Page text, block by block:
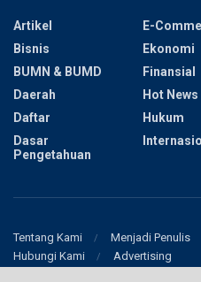
Artikel
Bisnis
BUMN & BUMD
Daerah
Daftar
Dasar
Pengetahuan
E-
Ekonomi
Finansial
Hot News
Hukum
Tentang Kami Menjadi Penulis
Hubungi Kami
Advertising